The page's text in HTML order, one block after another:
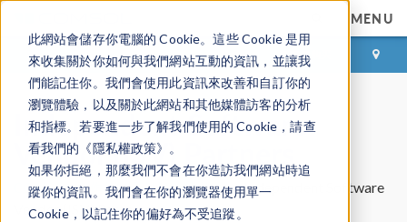
此網站會儲存你電腦的 Cookie。這些 Cookie 是用
來收集關於你如何與我們網站互動的資訊，並讓我
們能記住你。我們會使用此資訊來改善和自訂你的
瀏覽體驗，以及關於此網站和其他媒體訪客的分析
和指標。若要進一步了解我們使用的 Cookie，請查
看我們的《隱私權政策》。
如果你拒絕，那麼我們不會在你造訪我們網站時追
蹤你的資訊。我們會在你的瀏覽器使用單一
Cookie，以記住你的偏好為不受追蹤。
MENU
登录 咨询与购买
Independent Software
Vendor (ISV) Partners
COMSOL 合作伙伴和认证咨询机构
Independent Software
Vendor (ISV) Partners